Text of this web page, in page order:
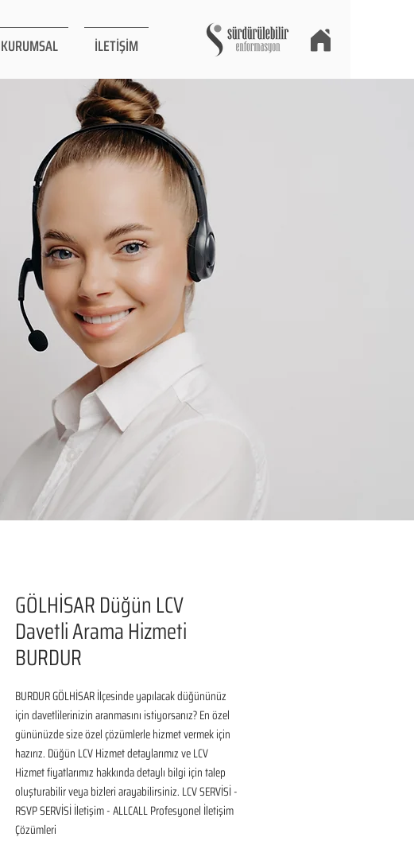
KURUMSAL İLETİŞİM
GÖLHİSAR Düğün LCV
Davetli Arama Hizmeti
BURDUR
BURDUR GÖLHİSAR İlçesinde yapılacak düğününüz
için davetlilerinizin aranmasını istiyorsanız? En özel
gününüzde size özel çözümlerle hizmet vermek için
hazırız. Düğün LCV Hizmet detaylarımız ve LCV
Hizmet fiyatlarımız hakkında detaylı bilgi için talep
oluşturabilir veya bizleri arayabilirsiniz. LCV SERVİSİ -
RSVP SERVİSİ İletişim - ALLCALL Profesyonel İletişim
Çözümleri